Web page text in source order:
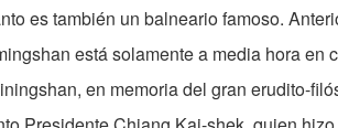
es también un balneario famoso.
está solamente a media hora en
en memoria del gran erudito-